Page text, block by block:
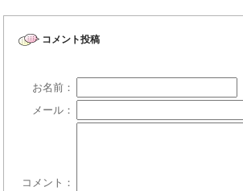
コメント投稿
お名前：
メール：
コメント：